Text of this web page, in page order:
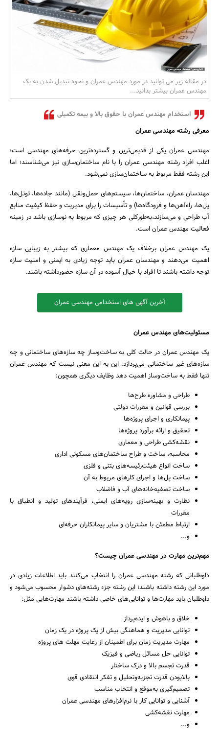
بانک، بیمه و سرمایه
مسکن و ساختمان
جستجو
در مقاله زیر می توانید در مورد مهندس عمران و نحوه تبدیل شدن به یک
مهندس عمران بیشتر بدانید...
استخدام مهندس عمران با حقوق بالا و بیمه تکمیلی
معرفی رشته مهندسی عمران
مهندسی عمران یکی از قدیمی‌ترین و گسترده‌ترین حرفه‌های مهندسی است؛
اغلب افراد رشته مهندسی عمران را با نام ساختمان‌سازی نیز می‌شناسند؛ اما
این رشته فقط مربوط به ساختمان‌سازی نمی‌شود.
مهندسان عمران، ساختمان‌ها، سیستم‌های حمل‌ونقل (مانند جاده‌ها، تونل‌ها،
پل‌ها، راه‌آهن‌ها و فرودگاه‌ها) و تأسیسات را برای مدیریت و حفظ کیفیت منابع
آب طراحی و می‌سازند،به‌طورکلی هر چیزی که مربوط به نوسازی باشد در زمینه
فعالیت مهندس عمران است.
یک مهندس عمران برخلاف یک مهندس معماری که بیشتر به زیبایی سازه
اهمیت می‌دهند و مهندسان عمران باید توجه زیادی به ایمنی و امنیت سازه
توجه داشته باشند تا افراد با خیال آسوده در آن سازه حضورداشته باشند.
آخرین آگهی های استخدامی مهندسی عمران
مسئولیت‌های مهندس عمران
یک مهندس عمران در حالت کلی به ساخت‌وساز چه سازه‌های ساختمانی و چه
سازه‌های غیر ساختمانی می‌پردازد. این به این معنی نیست که مهندس عمران
تنها فقط به ساخت‌وساز اهمیت دهد وظایف دیگری همچون:
طراحی و مشاوره طرح‌ها
بررسی قوانین و مقررات دولتی
پیمانکاری و اجرای پروژه‌ها
تحقیق و ارائه برآورد پروژه‌ها
نقشه‌کشی طراحی و معماری
محاسبه، ساخت و طراح ساختمان‌های مسکونی اداری
ساخت انواع هیئت‌رئیسه‌های بتنی و فلزی
ساخت پل‌ها و اجرای کارهای مربوط به آن
ساخت تصفیه‌خانه‌های آب و فاضلاب
نظارت و بهینه‌سازی رویه‌های ایمنی، فرآیندهای تولید و انطباق با
مقررات
ارتباط مطمئن با مشتریان و سایر پیمانکاران حرفه‌ای
و...
مهم‌ترین مهارت در مهندسی عمران چیست؟
داوطلبانی که رشته مهندسی عمران را انتخاب می‌کنند باید اطلاعات زیادی در
مورد این رشته داشته باشند؛ این رشته جزء رشته‌های دشوار محسوب می‌شود و
داوطلبان باید مهارت‌ها و توانایی‌های خاصی داشته باشند مهارت‌هایی مثل:
خلاق و باهوش و ایده‌پرداز
توانایی مدیریت و هماهنگی بیش از یک پروژه در یک زمان
مهارت مدیریت زمان برای اطمینان از رعایت مهلت های پروژه
توانایی حل مسائل ریاضی و فیزیک
قدرت تجسم بالا و درک ساختار
بالابودن قدرت تجزیه‌وتحلیل و تفکر انتقادی قوی
تصمیم‌گیری به‌موقع و انتخاب مناسب
آشنایی و توانایی کار با نرم‌افزارهای مهندسی عمران
مهارت نقشه‌کشی
و...